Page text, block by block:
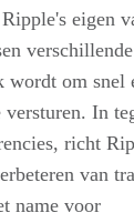
eigen
wordt om snel
In
richt
van
name voor